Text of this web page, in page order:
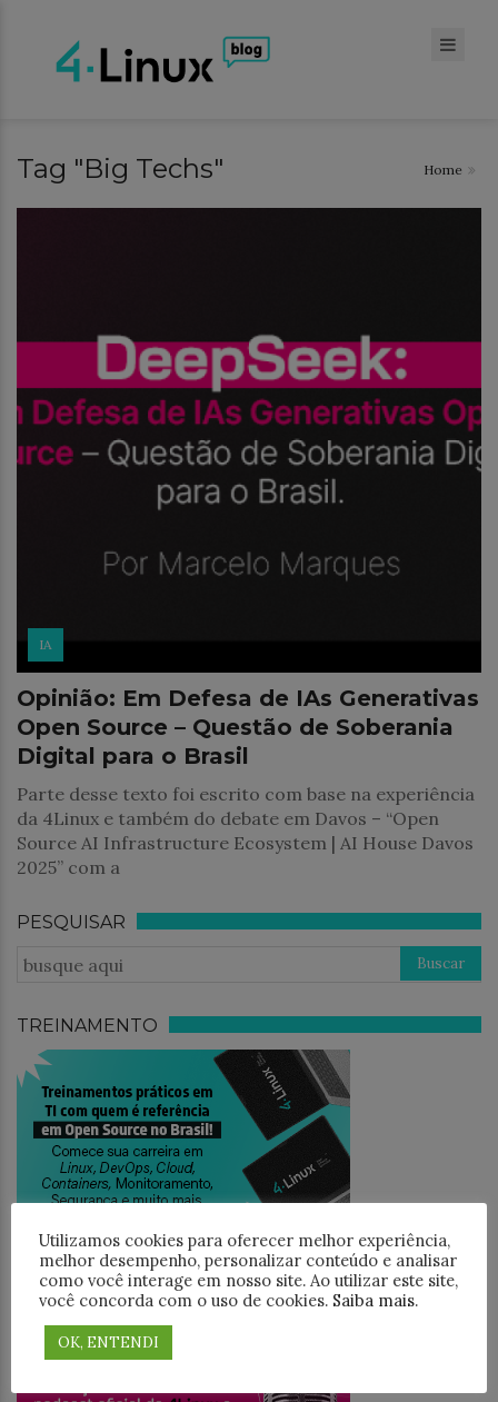
Tag "Big Techs" Home
IA
Opinião: Em Defesa de IAs Generativas
Open Source – Questão de Soberania
Digital para o Brasil
Parte desse texto foi escrito com base na experiência
da 4Linux e também do debate em Davos – “Open
Source AI Infrastructure Ecosystem | AI House Davos
2025” com a
PESQUISAR
TREINAMENTO
JEDAICAST
Utilizamos cookies para oferecer melhor experiência,
melhor desempenho, personalizar conteúdo e analisar
como você interage em nosso site. Ao utilizar este site,
você concorda com o uso de cookies. Saiba mais.
OK, ENTENDI